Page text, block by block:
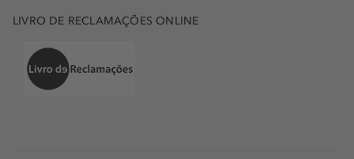
LIVRO DE RECLAMAÇÕES ONLINE